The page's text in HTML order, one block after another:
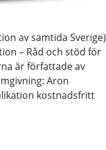
av samtida Sverige)
– Råd och stöd för
är författade av
Aron
kostnadsfritt